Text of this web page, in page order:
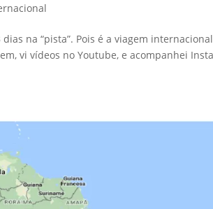
na “pista”. Pois é a viagem
vi vídeos no Youtube, e acompanhei